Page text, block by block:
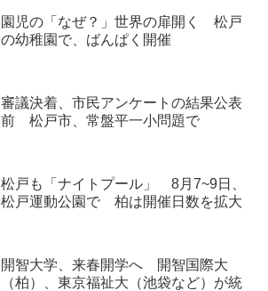
園児の「なぜ？」世界の扉開く 松戸
の幼稚園で、ばんぱく開催
審議決着、市民アンケートの結果公表
前 松戸市、常盤平一小問題で
松戸も「ナイトプール」 8月7~9日、
松戸運動公園で 柏は開催日数を拡大
開智大学、来春開学へ 開智国際大
（柏）、東京福祉大（池袋など）が統